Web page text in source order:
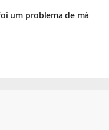
um problema de má